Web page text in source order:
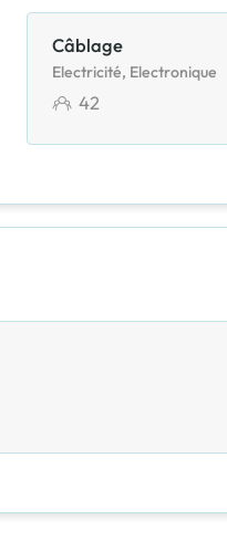
Câblage
Electricité, Electronique
42